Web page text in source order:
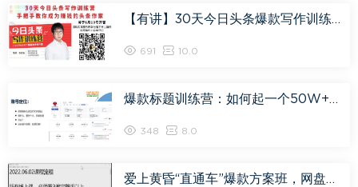
【有讲】30天今日头条爆款写作训练营：手把手教你成为赚钱的作家（更新中），网盘下载(253.78M)
691 10.0
爆款标题训练营：如何起一个50W+爆款爆款，0基础也能告它月入过万，网盘下载(80.68M)
348 8.0
爱上黄昏“直通车”爆款方案班，网盘下载(6.33G)